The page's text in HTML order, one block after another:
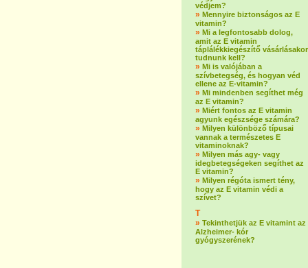
védjem?
» Mennyire biztonságos az E
vitamin?
» Mi a legfontosabb dolog,
amit az E vitamin
táplálékkiegészítő vásárlásakor
tudnunk kell?
» Mi is valójában a
szívbetegség, és hogyan véd
ellene az E-vitamin?
» Mi mindenben segíthet még
az E vitamin?
» Miért fontos az E vitamin
agyunk egészsége számára?
» Milyen különböző típusai
vannak a természetes E
vitaminoknak?
» Milyen más agy- vagy
idegbetegségeken segíthet az
E vitamin?
» Milyen régóta ismert tény,
hogy az E vitamin védi a
szívet?
T
» Tekinthetjük az E vitamint az
Alzheimer- kór
gyógyszerének?